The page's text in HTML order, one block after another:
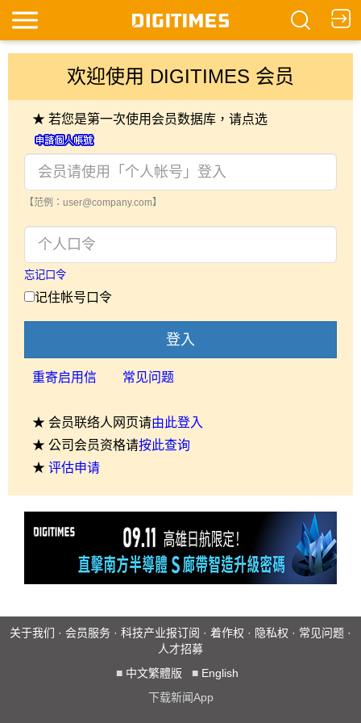
欢迎使用 DIGITIMES 会员
★ 若您是第一次使用会员数据库，请点选
【范例：user@company.com】
忘记口令
记住帐号口令
登入
重寄启用信 常见问题
★ 会员联络人网页请由此登入
★ 公司会员资格请按此查询
★ 评估申请
关于我们 · 会员服务 · 科技产业报订阅 · 着作权 · 隐私权 · 常见问题 ·
人才招募
■ 中文繁體版 ■ English
下载新闻App